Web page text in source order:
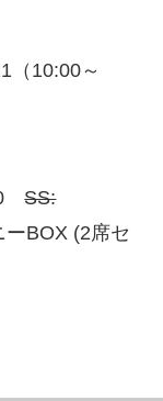
（10:00～
SS:
BOX (2席セ